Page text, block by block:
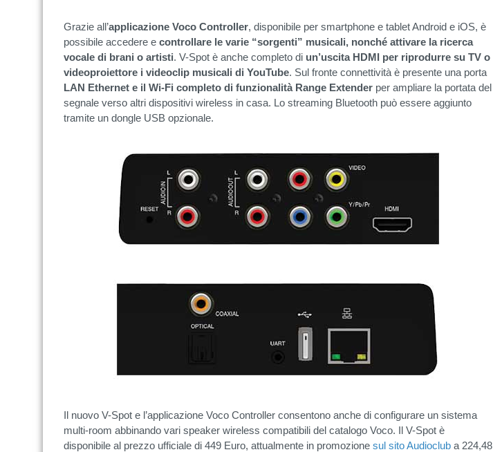
Grazie all’applicazione Voco Controller, disponibile per smartphone e tablet Android e iOS, è
possibile accedere e controllare le varie “sorgenti” musicali, nonché attivare la ricerca
vocale di brani o artisti. V-Spot è anche completo di un’uscita HDMI per riprodurre su TV o
videoproiettore i videoclip musicali di YouTube. Sul fronte connettività è presente una porta
LAN Ethernet e il Wi-Fi completo di funzionalità Range Extender per ampliare la portata del
segnale verso altri dispositivi wireless in casa. Lo streaming Bluetooth può essere aggiunto
tramite un dongle USB opzionale.
Il nuovo V-Spot e l’applicazione Voco Controller consentono anche di configurare un sistema
multi-room abbinando vari speaker wireless compatibili del catalogo Voco. Il V-Spot è
disponibile al prezzo ufficiale di 449 Euro, attualmente in promozione sul sito Audioclub a 224,48